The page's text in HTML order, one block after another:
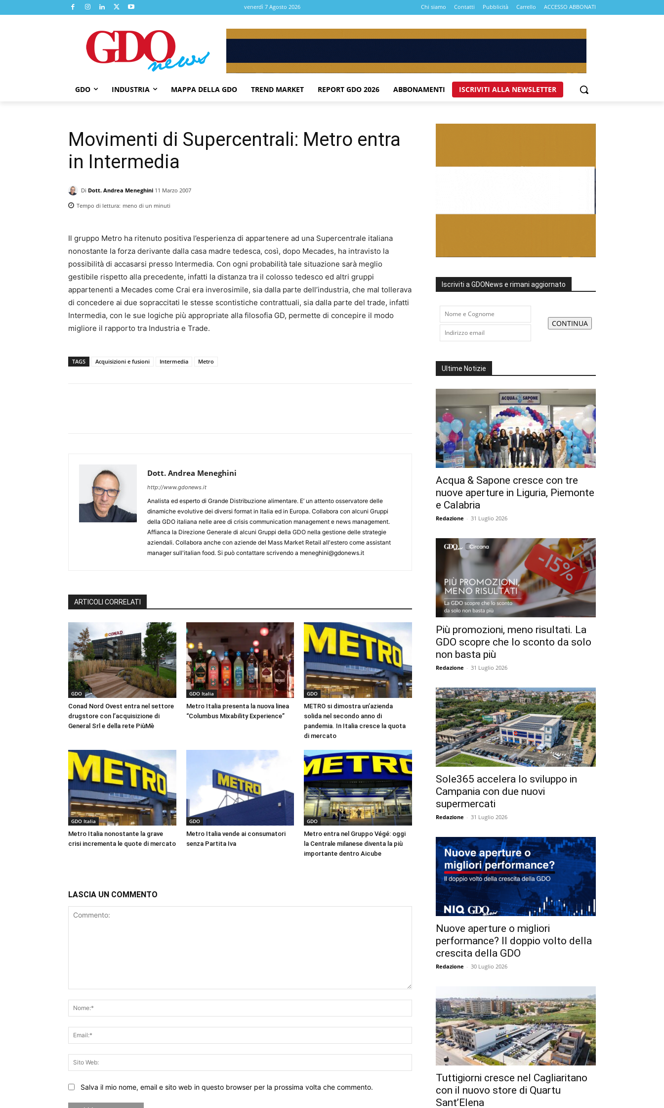
venerdì 7 Agosto 2026 Chi siamo Contatti Pubblicità Carrello ACCESSO ABBONATI
GDO INDUSTRIA MAPPA DELLA GDO TREND MARKET REPORT GDO 2026 ABBONAMENTI ISCRIVITI ALLA NEWSLETTER
Movimenti di Supercentrali: Metro entra
in Intermedia
Di Dott. Andrea Meneghini 11 Marzo 2007
Tempo di lettura: meno di un minuti
Il gruppo Metro ha ritenuto positiva l’esperienza di appartenere ad una Supercentrale italiana
nonostante la forza derivante dalla casa madre tedesca, così, dopo Mecades, ha intravisto la
possibilità di accasarsi presso Intermedia. Con ogni probabilità tale situazione sarà meglio
gestibile rispetto alla precedente, infatti la distanza tra il colosso tedesco ed altri gruppi
appartenenti a Mecades come Crai era inverosimile, sia dalla parte dell’industria, che mal tollerava
di concedere ai due sopraccitati le stesse scontistiche contrattuali, sia dalla parte del trade, infatti
Intermedia, con le sue logiche più appropriate alla filosofia GD, permette di concepire il modo
migliore il rapporto tra Industria e Trade.
TAGS Acquisizioni e fusioni Intermedia Metro
Dott. Andrea Meneghini
http://www.gdonews.it
Analista ed esperto di Grande Distribuzione alimentare. E’ un attento osservatore delle
dinamiche evolutive dei diversi format in Italia ed in Europa. Collabora con alcuni Gruppi
della GDO italiana nelle aree di crisis communication management e news management.
Affianca la Direzione Generale di alcuni Gruppi della GDO nella gestione delle strategie
aziendali. Collabora anche con aziende del Mass Market Retail all'estero come assistant
manager sull'italian food. Si può contattare scrivendo a meneghini@gdonews.it
ARTICOLI CORRELATI
GDO
Conad Nord Ovest entra nel settore
drugstore con l’acquisizione di
General Srl e della rete PiùMè
GDO Italia
Metro Italia presenta la nuova linea
“Columbus Mixability Experience”
GDO
METRO si dimostra un’azienda
solida nel secondo anno di
pandemia. In Italia cresce la quota
di mercato
GDO Italia
Metro Italia nonostante la grave
crisi incrementa le quote di mercato
GDO
Metro Italia vende ai consumatori
senza Partita Iva
GDO
Metro entra nel Gruppo Végé: oggi
la Centrale milanese diventa la più
importante dentro Aicube
LASCIA UN COMMENTO
Nome:*
Web:
Salva il mio nome, email e sito web in questo browser per la prossima volta che commento.
Iscriviti a GDONews e rimani aggiornato
Ultime Notizie
Acqua & Sapone cresce con tre
nuove aperture in Liguria, Piemonte
e Calabria
Redazione - 31 Luglio 2026
Più promozioni, meno risultati. La
GDO scopre che lo sconto da solo
non basta più
Redazione - 31 Luglio 2026
Sole365 accelera lo sviluppo in
Campania con due nuovi
supermercati
Redazione - 31 Luglio 2026
Nuove aperture o migliori
performance? Il doppio volto della
crescita della GDO
Redazione - 30 Luglio 2026
Tuttigiorni cresce nel Cagliaritano
con il nuovo store di Quartu
Sant’Elena